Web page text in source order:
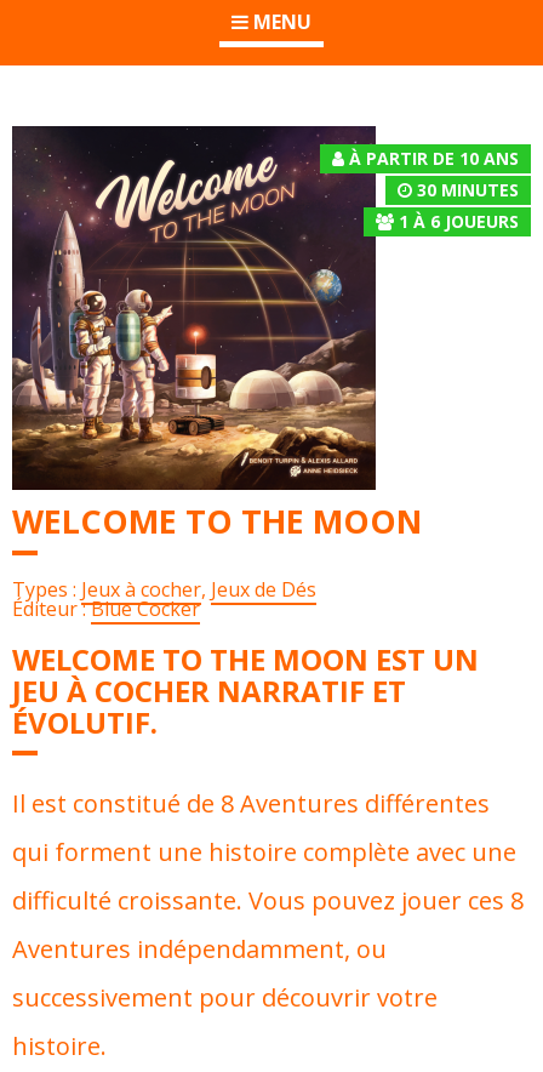
MENU
À PARTIR DE 10 ANS
30 MINUTES
1 À 6 JOUEURS
WELCOME TO THE MOON
Types : Jeux à cocher, Jeux de Dés
Éditeur :Blue Cocker
WELCOME TO THE MOON EST UN
JEU À COCHER NARRATIF ET
ÉVOLUTIF.
Il est constitué de 8 Aventures différentes
qui forment une histoire complète avec une
difficulté croissante. Vous pouvez jouer ces 8
Aventures indépendamment, ou
successivement pour découvrir votre
histoire.